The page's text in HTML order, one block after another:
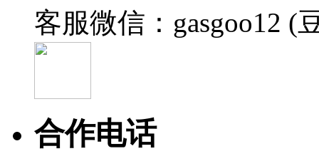
客服微信：gasgoo12 (
合作电话